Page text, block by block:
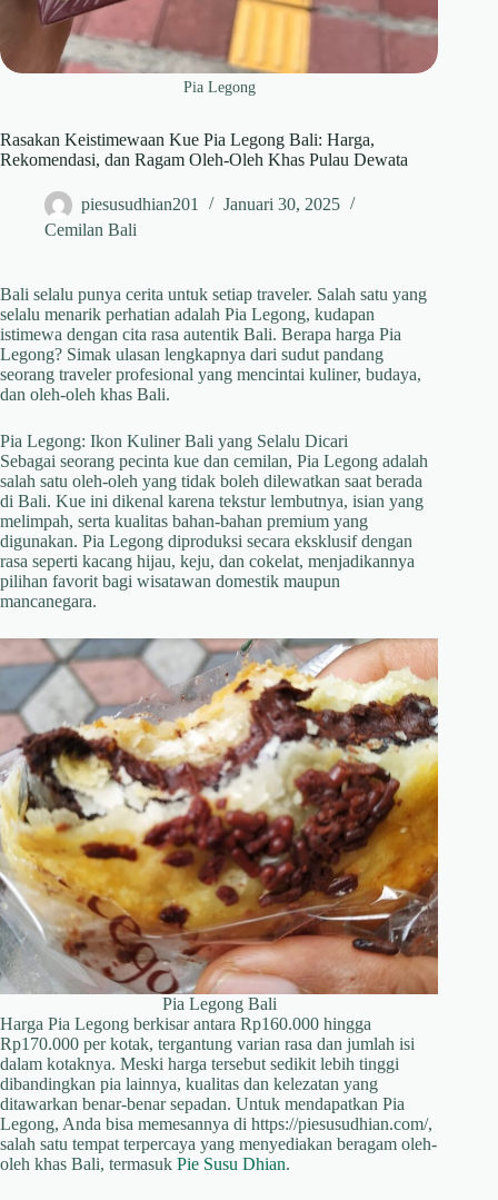
Pia Legong
Rasakan Keistimewaan Kue Pia Legong Bali: Harga,
Rekomendasi, dan Ragam Oleh-Oleh Khas Pulau Dewata
piesusudhian201
Januari 30, 2025
Cemilan Bali
Bali selalu punya cerita untuk setiap traveler. Salah satu yang
selalu menarik perhatian adalah Pia Legong, kudapan
istimewa dengan cita rasa autentik Bali. Berapa harga Pia
Legong? Simak ulasan lengkapnya dari sudut pandang
seorang traveler profesional yang mencintai kuliner, budaya,
dan oleh-oleh khas Bali.
Pia Legong: Ikon Kuliner Bali yang Selalu Dicari
Sebagai seorang pecinta kue dan cemilan, Pia Legong adalah
salah satu oleh-oleh yang tidak boleh dilewatkan saat berada
di Bali. Kue ini dikenal karena tekstur lembutnya, isian yang
melimpah, serta kualitas bahan-bahan premium yang
digunakan. Pia Legong diproduksi secara eksklusif dengan
rasa seperti kacang hijau, keju, dan cokelat, menjadikannya
pilihan favorit bagi wisatawan domestik maupun
mancanegara.
Pia Legong Bali
Harga Pia Legong berkisar antara Rp160.000 hingga
Rp170.000 per kotak, tergantung varian rasa dan jumlah isi
dalam kotaknya. Meski harga tersebut sedikit lebih tinggi
dibandingkan pia lainnya, kualitas dan kelezatan yang
ditawarkan benar-benar sepadan. Untuk mendapatkan Pia
Legong, Anda bisa memesannya di https://piesusudhian.com/,
salah satu tempat terpercaya yang menyediakan beragam oleh-
oleh khas Bali, termasuk Pie Susu Dhian.